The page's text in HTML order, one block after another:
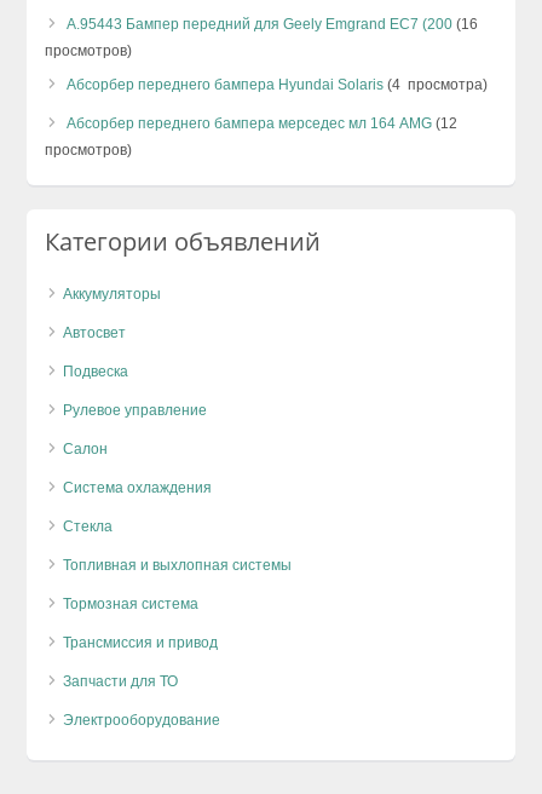
А.95443 Бампер передний для Geely Emgrand EC7 (200 (16
просмотров)
Абсорбер переднего бампера Hyundai Solaris (4 просмотра)
Абсорбер переднего бампера мерседес мл 164 AMG (12
просмотров)
Категории объявлений
Аккумуляторы
Автосвет
Подвеска
Рулевое управление
Салон
Система охлаждения
Стекла
Топливная и выхлопная системы
Тормозная система
Трансмиссия и привод
Запчасти для ТО
Электрооборудование